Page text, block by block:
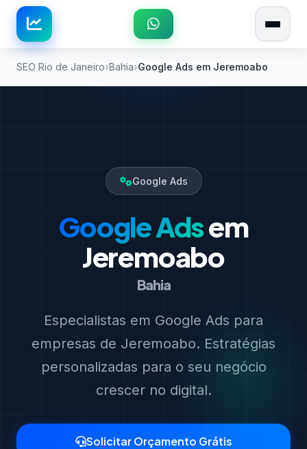
SEO Rio de Janeiro Bahia Google Ads em Jeremoabo
Google Ads
Google Adsem
Jeremoabo
Bahia
Especialistas em Google Ads para
empresas de Jeremoabo. Estratégias
personalizadas para o seu negócio
crescer no digital.
Solicitar Orçamento Grátis